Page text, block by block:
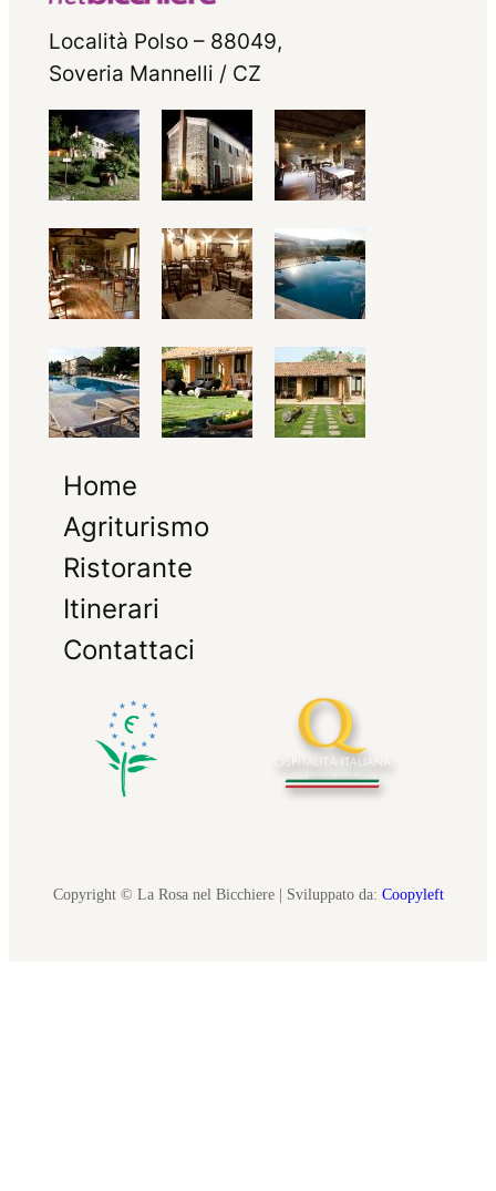
Località Polso – 88049,
Soveria Mannelli / CZ
Home
Agriturismo
Ristorante
Itinerari
Contattaci
Copyright © La Rosa nel Bicchiere | Sviluppato da: Coopyleft